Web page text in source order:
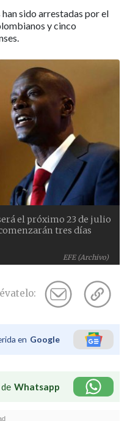
sido arrestadas por el
y cinco
EFE (Archivo)
el próximo 23 de julio
tres días
en Google
Whatsapp